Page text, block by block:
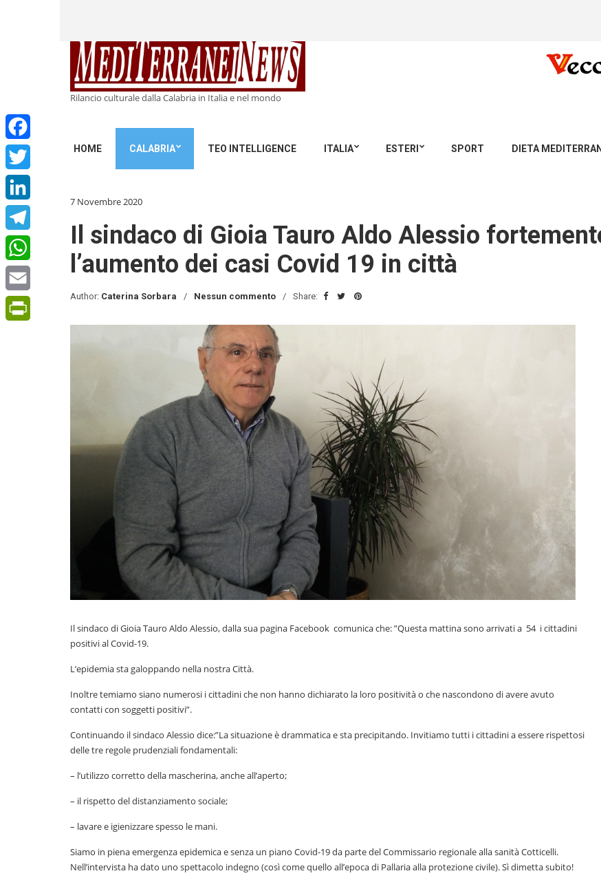
Rilancio culturale dalla Calabria in Italia e nel mondo
HOME CALABRIA TEO INTELLIGENCE ITALIA ESTERI SPORT DIETA
Facebook
Twitter
LinkedIn
Telegram
WhatsApp
Email
7 Novembre 2020
Il sindaco di Gioia Tauro Aldo Alessio
l’aumento dei casi Covid 19 in città
Author: Caterina Sorbara Nessun commento Share:
Il sindaco di Gioia Tauro Aldo Alessio, dalla sua pagina Facebook comunica che: ”Questa mattina sono arrivati a 54 i cittadini
positivi al Covid-19.
L’epidemia sta galoppando nella nostra Città.
Inoltre temiamo siano numerosi i cittadini che non hanno dichiarato la loro positività o che nascondono di avere avuto
contatti con soggetti positivi”.
Continuando il sindaco Alessio dice:”La situazione è drammatica e sta precipitando. Invitiamo tutti i cittadini a essere rispettosi
delle tre regole prudenziali fondamentali:
– l’utilizzo corretto della mascherina, anche all’aperto;
– il rispetto del distanziamento sociale;
– lavare e igienizzare spesso le mani.
Siamo in piena emergenza epidemica e senza un piano Covid-19 da parte del Commissario regionale alla sanità Cotticelli.
Nell’intervista ha dato uno spettacolo indegno (così come quello all’epoca di Pallaria alla protezione civile). Sì dimetta subito!